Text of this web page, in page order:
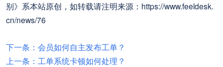
别》系本站原创，如转载请注明来源：https://www.feeldesk.
cn/news/76
下一条：会员如何自主发布工单？
上一条：工单系统卡顿如何处理？